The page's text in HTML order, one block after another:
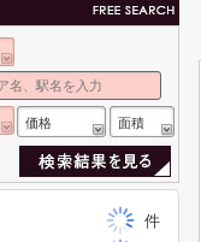
価格 面積
件